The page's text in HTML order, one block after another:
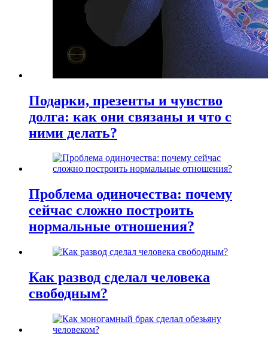
Подарки, презенты и чувство
долга: как они связаны и что с
ними делать?
Проблема одиночества: почему
сейчас сложно построить
нормальные отношения?
Как развод сделал человека
свободным?